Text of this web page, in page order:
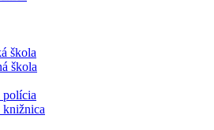
škola
škola
polícia
knižnica